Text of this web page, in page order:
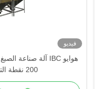
فيديو
200 نقطة التحكم